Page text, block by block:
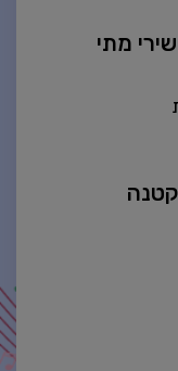
מתי